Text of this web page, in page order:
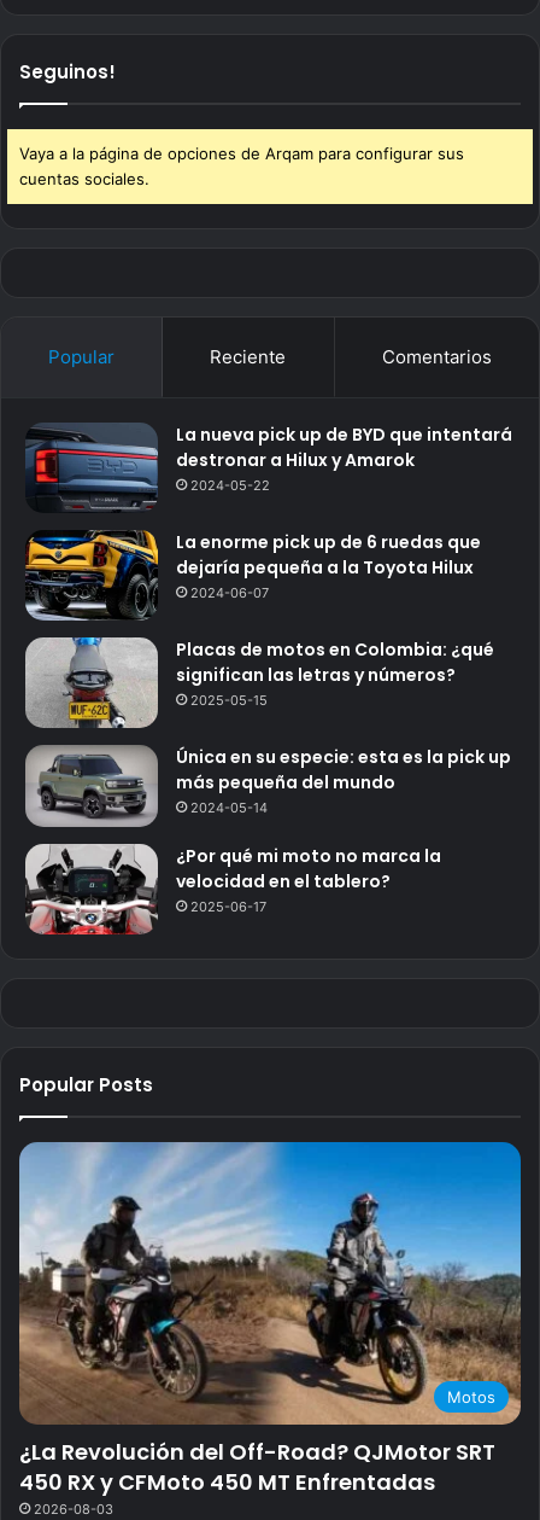
Seguinos!
Vaya a la página de opciones de Arqam para configurar sus
cuentas sociales.
Popular Reciente Comentarios
La nueva pick up de BYD que intentará
destronar a Hilux y Amarok
2024-05-22
La enorme pick up de 6 ruedas que
dejaría pequeña a la Toyota Hilux
2024-06-07
Placas de motos en Colombia: ¿qué
significan las letras y números?
2025-05-15
Única en su especie: esta es la pick up
más pequeña del mundo
2024-05-14
¿Por qué mi moto no marca la
velocidad en el tablero?
2025-06-17
Popular Posts
Motos
¿La Revolución del Off-Road? QJMotor SRT
450 RX y CFMoto 450 MT Enfrentadas
2026-08-03